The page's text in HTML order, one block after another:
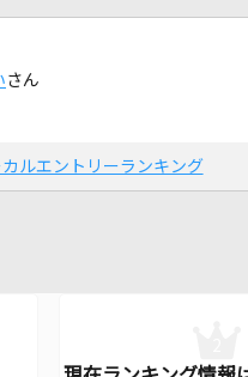
さん
ルエントリーランキング